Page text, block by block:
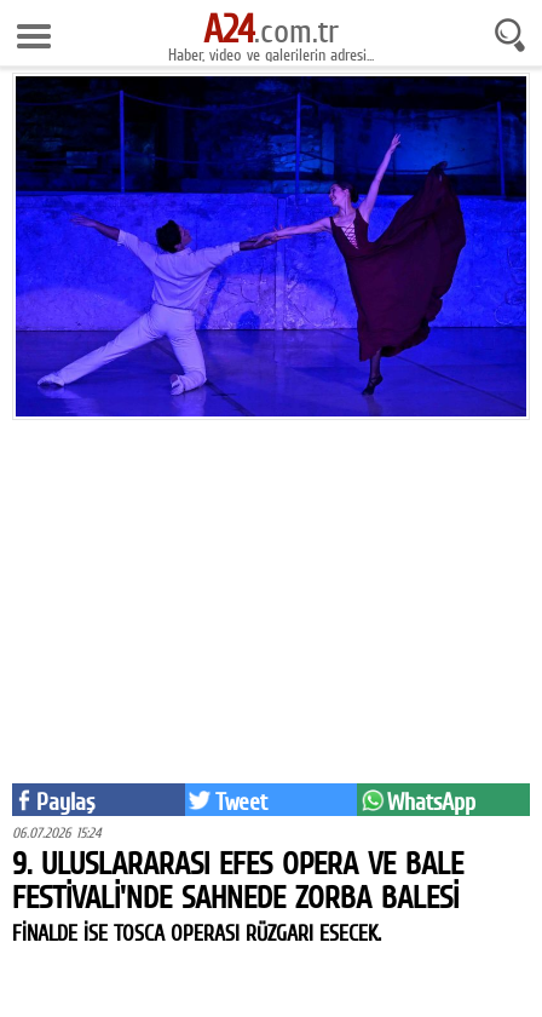
10 Ağustos 2026 7:03:50
Anasayfa
Foto Galeri
Gazeteler
Video Galeri
Gündem
Ekonomi
Yaşam
Magazin
Kültür-sanat
Sağlık
Yazarlar
A24.com.tr
Haber, video ve galerilerin adresi...
Paylaş Tweet WhatsApp
06.07.2026 15:24
9. ULUSLARARASI EFES OPERA VE BALE
FESTİVALİ'NDE SAHNEDE ZORBA BALESİ
FİNALDE İSE TOSCA OPERASI RÜZGARI ESECEK.